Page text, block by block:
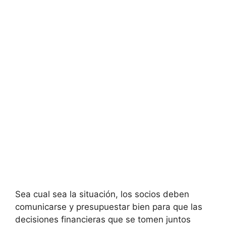
Sea cual sea la situación, los socios deben
comunicarse y presupuestar bien para que las
decisiones financieras que se tomen juntos